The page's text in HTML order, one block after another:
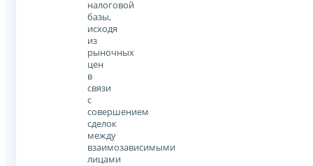
налоговой
базы,
исходя
из
рыночных
цен
в
связи
с
совершением
сделок
между
взаимозависимыми
лицами